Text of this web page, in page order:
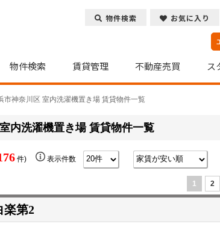
物件検索 お気に入り
物件検索 賃貸管理 不動産売買 ス
神奈川区 室内洗濯機置き場 賃貸物件一覧
内洗濯機置き場 賃貸物件一覧
件) 表示件数
1 2
楽第2